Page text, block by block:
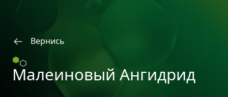
Вернись
Малеиновый Ангидрид